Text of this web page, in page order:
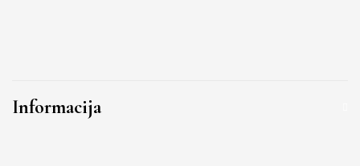
Informacija